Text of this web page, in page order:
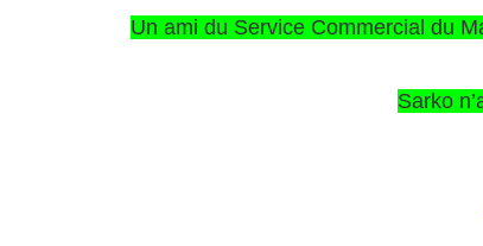
Un ami du Service Commercial du
Sarko